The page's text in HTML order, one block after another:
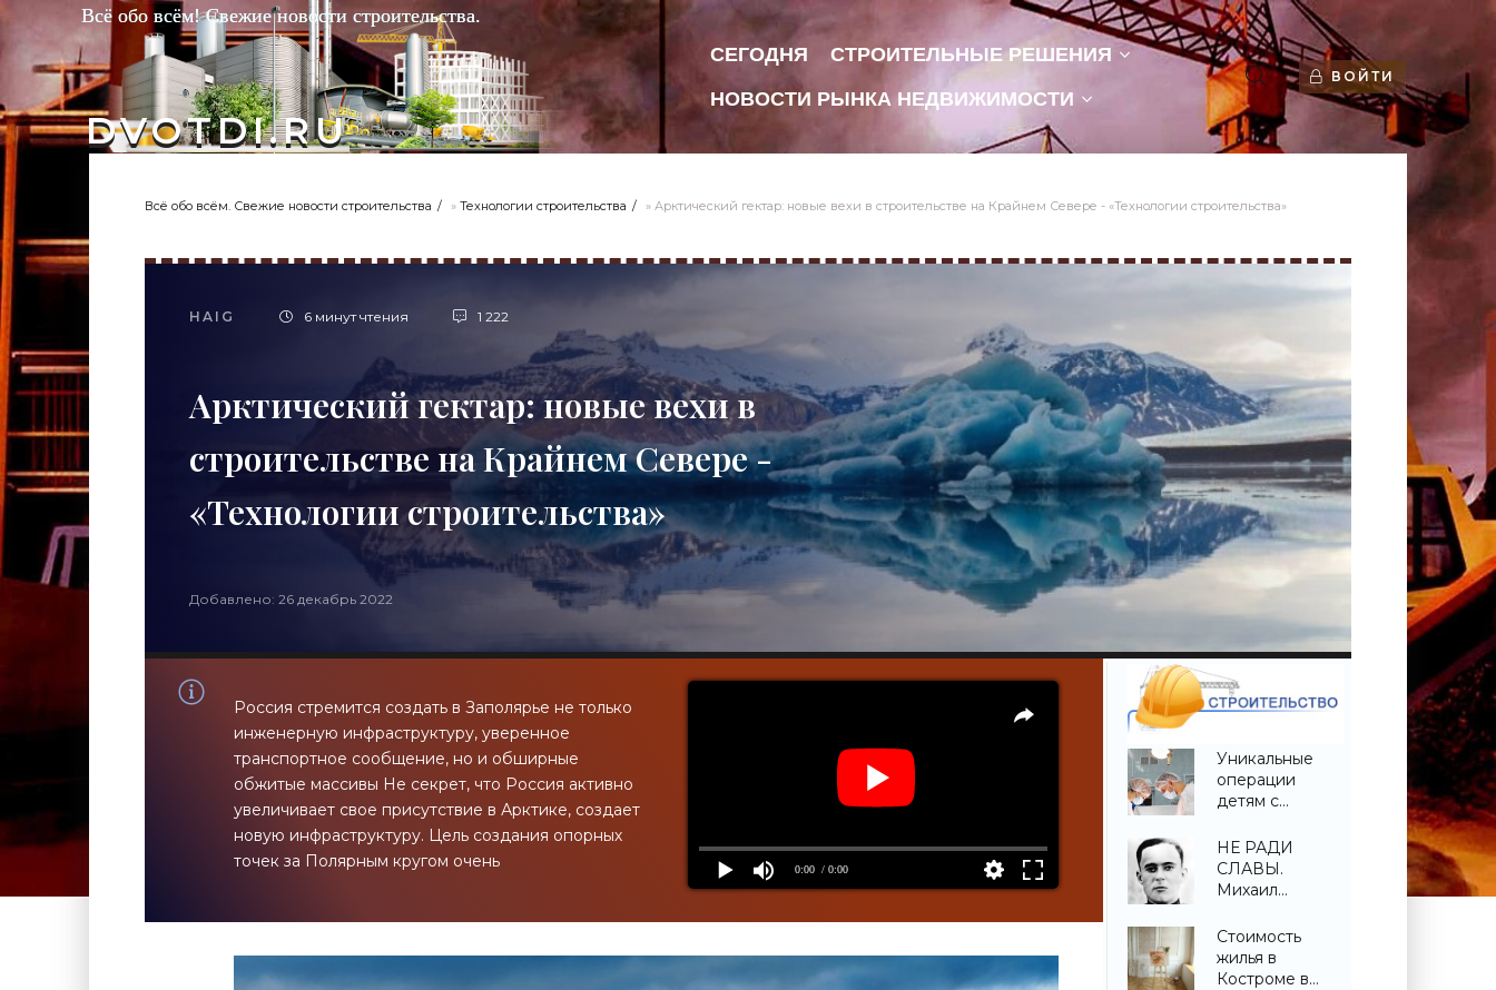
DVOTDI.RU
Всё обо всём! Свежие новости строительства.
СЕГОДНЯ
СТРОИТЕЛЬНЫЕ РЕШЕНИЯ
НОВОСТИ РЫНКА НЕДВИЖИМОСТИ
ВОЙТИ
Всё обо всём. Свежие новости строительства » Технологии строительства » Арктический гектар: новые вехи в строительстве на Крайнем Севере - «Технологии строительства»
HAIG 6 минут чтения 1 222
Арктический гектар: новые вехи в
строительстве на Крайнем Севере -
«Технологии строительства»
Добавлено: 26 декабрь 2022
Россия стремится создать в Заполярье не только
инженерную инфраструктуру, уверенное
транспортное сообщение, но и обширные
обжитые массивы Не секрет, что Россия активно
увеличивает свое присутствие в Арктике, создает
новую инфраструктуру. Цель создания опорных
точек за Полярным кругом очень
0:00 / 0:00
Уникальные
операции
детям с
деформацией
позвоночника
проведены в
«Свежие
новости
строительства»
НЕ РАДИ
СЛАВЫ.
Михаил
«Свежие
новости
строительства»
Стоимость
жилья в
Костроме в